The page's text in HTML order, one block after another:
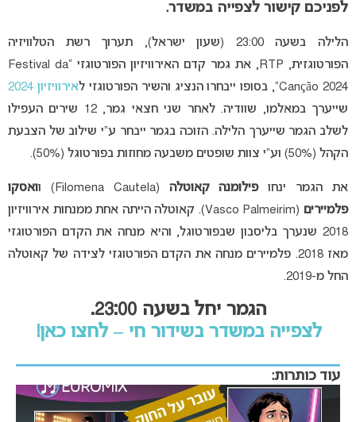
לפניכם קישור לצפייה במשדר.
הלילה בשעה 23:00 (שעון ישראל), תערוך רשת הטלוויזיה
הפורטוגזית, RTP, את גמר קדם האירוויזיון הפורטוגזי “Festival da
Canção 2024”, בסופו ייבחרו הנציג והשיר הפורטוגזי ל
אירוויזיון 2024
שייערך במאלמו, שוודיה. לאחר שני חצאי גמר, 12 שירים העפילו
לשלב הגמר שייערך הלילה. הזוכה בגמר ייבחר ע”י שילוב של הצבעת
הקהל (50%) וע”י צוות שופטים משבעה מחוזות בפורטוגל (50%).
את הגמר ינחופילומנה קאוטלה (Filomena Cautela) ו
ואסקו
פלמיירים
(Vasco Palmeirim). קאוטלה הייתה אחת ממנחות אירוויזיון
2018 שנערך בליסבון שבפורטוגל, והיא מנחה את הקדם הפורטוגזי
מאז 2018. פלמיירים מנחה את הקדם הפורטוגזי לצידה של קאוטלה
החל מ-2019.
הגמר יחל בשעה 23:00.
לצפייה במשדר בשידור חי – לחצו כאן!
עוד כותרות: